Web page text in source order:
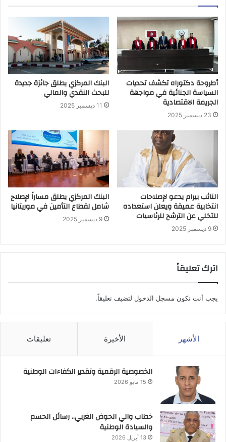
أطروحة دكتوراه تكشف تحديات
السياسة الجنائية في مواجهة
الجريمة الاقتصادية
23 ديسمبر 2025
البنك المركزي يطلق جائزة جديدة
للبحث النقدي والمالي
11 ديسمبر 2025
النائب بيرام يدعو لإصلاحات
انتخابية عميقة ويعلن استعداده
للتخلي عن الترشح للرئاسيات
9 ديسمبر 2025
البنك المركزي يطلق مساراً لإصلاح
شامل لقطاع التأمين في موريتانيا
9 ديسمبر 2025
اترك تعليقاً
يجب أنت تكون مسجل الدخول لتضيف تعليقاً.
الأشهر الأخيرة تعليقات
الخصوصية الرقمية وتقدير الكفاءات الوطنية
15 مايو 2026
خطاب والي الحوض الغربي.. رسائل الحسم
والسيادة الوطنية
13 أبريل 2026